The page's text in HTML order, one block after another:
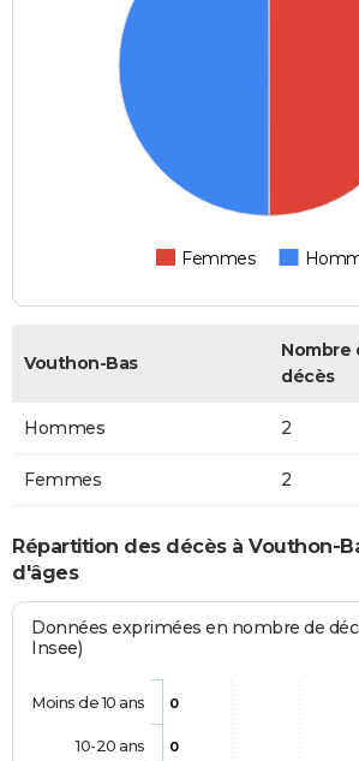
Femmes
Vouthon-Bas
Nombre
décès
Hommes 2
Femmes 2
Répartition des décès à Vouthon-
d'âges
Données exprimées en nombre de
Insee)
0
0
Moins de 10 ans
10-20 ans